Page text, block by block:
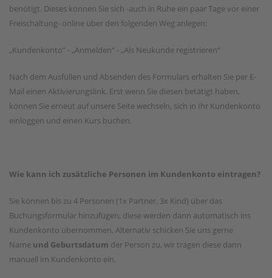
benötigt. Dieses können Sie sich -auch in Ruhe ein paar Tage vor einer
Freischaltung- online über den folgenden Weg anlegen:
„Kundenkonto“ - „Anmelden“ - „Als Neukunde registrieren“
Nach dem Ausfüllen und Absenden des Formulars erhalten Sie per E-
Mail einen Aktivierungslink. Erst wenn Sie diesen betätigt haben,
können Sie erneut auf unsere Seite wechseln, sich in Ihr Kundenkonto
einloggen und einen Kurs buchen.
Wie kann ich zusätzliche Personen im Kundenkonto eintragen?
Sie können bis zu 4 Personen (1x Partner, 3x Kind) über das
Buchungsformular hinzufügen, diese werden dann automatisch ins
Kundenkonto übernommen. Alternativ schicken Sie uns gerne
Name und Geburtsdatum der Person zu, wir tragen diese dann
manuell im Kundenkonto ein.